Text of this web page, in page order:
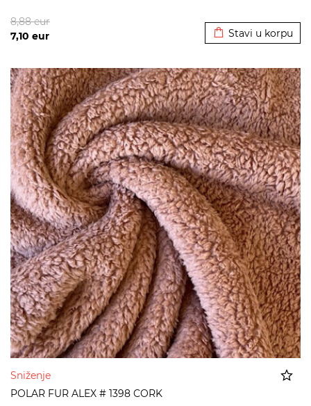
7,10 eur
8,88eur
Stavi u korpu
Sniženje
POLAR FUR ALEX # 1398 CORK